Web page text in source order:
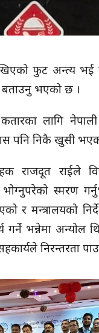
फुट अन्त्य
बताउनु भएको छ ।
लागि
पनि निकै खुसी
राजदूत राईले
स्मरण
र मन्त्रालयको
भन्नेमा अन्योल
निरन्तरता